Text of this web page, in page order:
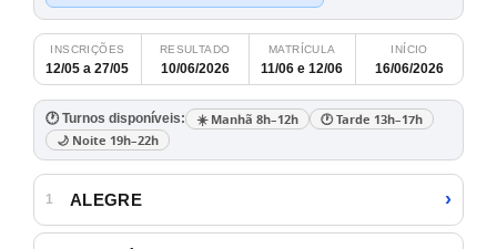
INSCRIÇÕES
12/05 a 27/05
RESULTADO
10/06/2026
MATRÍCULA
11/06 e 12/06
INÍCIO
16/06/2026
🕐 Turnos disponíveis: ☀️ Manhã 8h–12h
🕐 Tarde 13h–17h
🌙 Noite 19h–22h
1 ALEGRE ›